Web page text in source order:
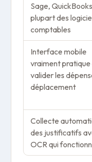
Sage,
plupart des
comptables
Interface mobile
vraiment
valider les
déplacement
Collecte
des justificatifs
OCR qui